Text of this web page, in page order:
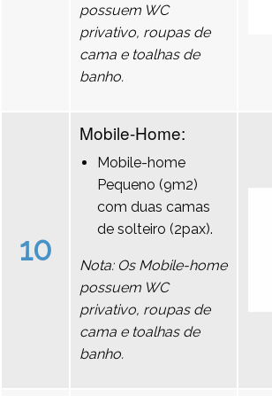
possuem WC
privativo, roupas de
cama e toalhas de
banho.
10
Mobile-Home:
Mobile-home
Pequeno (9m2)
com duas camas
de solteiro (2pax).
Nota: Os Mobile-home
possuem WC
privativo, roupas de
cama e toalhas de
banho.